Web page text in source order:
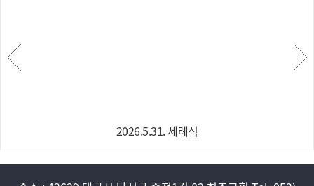
2026.5.31. 세례식